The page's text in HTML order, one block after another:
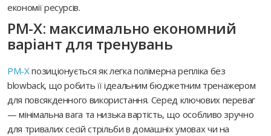
економії ресурсів.
PM-X: максимально економний
варіант для тренувань
PM-X позиціонується як легка полімерна репліка без
blowback, що робить її ідеальним бюджетним тренажером
для повсякденного використання. Серед ключових переваг
— мінімальна вага та низька вартість, що особливо зручно
для тривалих сесій стрільби в домашніх умовах чи на